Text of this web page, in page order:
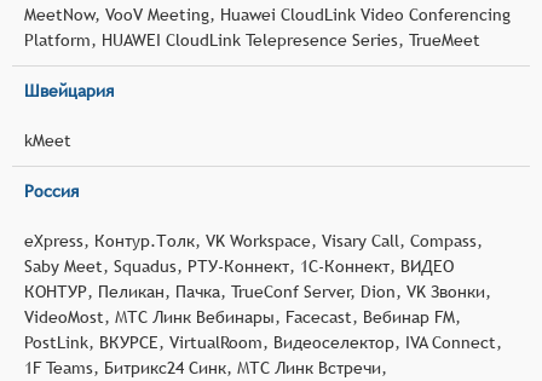
MeetNow, VooV Meeting, Huawei CloudLink Video Conferencing
Platform, HUAWEI CloudLink Telepresence Series, TrueMeet
Швейцария
kMeet
Россия
eXpress, Контур.Толк, VK Workspace, Visary Call, Compass,
Saby Meet, Squadus, РТУ-Коннект, 1С-Коннект, ВИДЕО
КОНТУР, Пеликан, Пачка, TrueConf Server, Dion, VK Звонки,
VideoMost, МТС Линк Вебинары, Facecast, Вебинар FM,
PostLink, ВКУРСЕ, VirtualRoom, Видеоселектор, IVA Connect,
1F Teams, Битрикс24 Синк, МТС Линк Встречи,